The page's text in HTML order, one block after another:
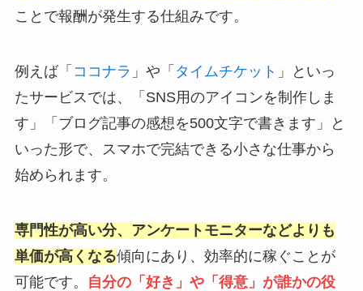
ことで報酬が発生する仕組みです。
例えば「 ココナラ 」や「 タイムチケット 」といっ
たサービスでは、「SNS用のアイコンを制作しま
す」「ブログ記事の感想を500文字で書きます」と
いった形で、スマホで完結できる小さな仕事から
始められます。
専門性が高い分、アンケートモニターなどよりも
単価が高くなる傾向にあり、効率的に稼ぐことが
可能です。
自分の「好き」や「得意」が誰かの役